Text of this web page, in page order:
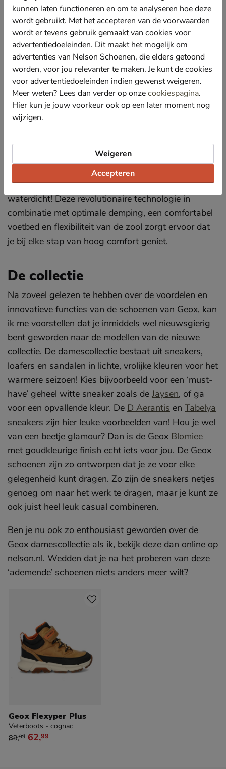
de eigen schoenen van het merk werd toegepast is
het eerst door intensieve testfases gegaan,
bijvoorbeeld in kleding op race circuit en ski pistes.
Toen het zelfs in die extreme omstandigheden een
succes bleek, was het hek van de dam.
Tegenwoordig zijn alle schoenen in de Geox collectie
voorzien van een speciaal membraan dat enkel
waterstof laat passeren maar geen water. Dit
binnen kan treden, maar vocht (bijvoorbeeld
transpiratie) van binnenuit wel naar buiten kan
treden. Je schoen is zo dus echt ‘ademend’. Dit
maakt de Geox schoenen dus ook volledig
waterdicht! Deze revolutionaire technologie in
combinatie met optimale demping, een comfortabel
voetbed en flexibiliteit van de zool zorgt ervoor dat
je bij elke stap van hoog comfort geniet.
De collectie
Na zoveel gelezen te hebben over de voordelen en
innovatieve functies van de schoenen van Geox, kan
ik me voorstellen dat je inmiddels wel nieuwsgierig
bent geworden naar de modellen van de nieuwe
collectie. De damescollectie bestaat uit sneakers,
loafers en sandalen in lichte, vrolijke kleuren voor het
warmere seizoen! Kies bijvoorbeeld voor een ‘must-
have’ geheel witte sneaker zoals de Jaysen, of ga
voor een opvallende kleur. De D Aerantis en Tabelya
sneakers zijn hier leuke voorbeelden van! Hou je wel
van een beetje glamour? Dan is de Geox Blomiee
met goudkleurige finish echt iets voor jou. De Geox
schoenen zijn zo ontworpen dat je ze voor elke
gelegenheid kunt dragen. Zo zijn de sneakers netjes
genoeg om naar het werk te dragen, maar je kunt ze
ook juist heel leuk casual combineren.
Ben je nu ook zo enthousiast geworden over de
Geox damescollectie als ik, bekijk deze dan online op
nelson.nl. Wedden dat je na het proberen van deze
‘ademende’ schoenen niets anders meer wilt?
Geox Flexyper Plus
Veterboots - cognac
van € 89,99 voor € 62,99
89,99 62,99
kunnen laten functioneren en om te analyseren hoe deze
wordt gebruikt. Met het accepteren van de voorwaarden
wordt er tevens gebruik gemaakt van cookies voor
advertentiedoeleinden. Dit maakt het mogelijk om
advertenties van Nelson Schoenen, die elders getoond
worden, voor jou relevanter te maken. Je kunt de cookies
voor advertentiedoeleinden indien gewenst weigeren.
Meer weten? Lees dan verder op onzecookiespagina.
Hier kun je jouw voorkeur ook op een later moment nog
wijzigen.
Accepteren
Weigeren